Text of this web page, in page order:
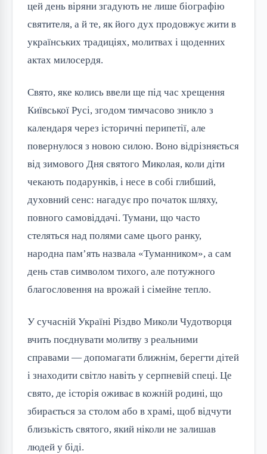
цей день віряни згадують не лише біографію
святителя, а й те, як його дух продовжує жити в
українських традиціях, молитвах і щоденних
актах милосердя.
Свято, яке колись ввели ще під час хрещення
Київської Русі, згодом тимчасово зникло з
календаря через історичні перипетії, але
повернулося з новою силою. Воно відрізняється
від зимового Дня святого Миколая, коли діти
чекають подарунків, і несе в собі глибший,
духовний сенс: нагадує про початок шляху,
повного самовіддачі. Тумани, що часто
стеляться над полями саме цього ранку,
народна пам’ять назвала «Туманником», а сам
день став символом тихого, але потужного
благословення на врожай і сімейне тепло.
У сучасній Україні Різдво Миколи Чудотворця
вчить поєднувати молитву з реальними
справами — допомагати ближнім, берегти дітей
і знаходити світло навіть у серпневій спеці. Це
свято, де історія оживає в кожній родині, що
збирається за столом або в храмі, щоб відчути
близькість святого, який ніколи не залишав
людей у біді.